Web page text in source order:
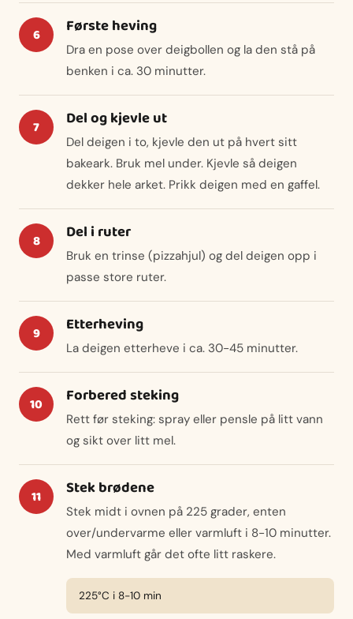
Første heving
Dra en pose over deigbollen og la den stå på
benken i ca. 30 minutter.
Del og kjevle ut
Del deigen i to, kjevle den ut på hvert sitt
bakeark. Bruk mel under. Kjevle så deigen
dekker hele arket. Prikk deigen med en gaffel.
Del i ruter
Bruk en trinse (pizzahjul) og del deigen opp i
passe store ruter.
Etterheving
La deigen etterheve i ca. 30-45 minutter.
Forbered steking
Rett før steking: spray eller pensle på litt vann
og sikt over litt mel.
Stek brødene
Stek midt i ovnen på 225 grader, enten
over/undervarme eller varmluft i 8-10 minutter.
Med varmluft går det ofte litt raskere.
225°C i 8-10 min